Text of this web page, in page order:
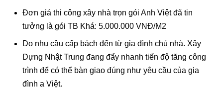
Đơn giá thi công xây nhà trọn gói Anh Việt đã tin
tưởng là gói TB Khá: 5.000.000 VNĐ/M2
Do nhu cầu cấp bách đến từ gia đình chủ nhà. Xây
Dựng Nhật Trung đang đẩy nhanh tiến độ tăng công
trình để có thể bàn giao đúng như yêu cầu của gia
đình a Việt.